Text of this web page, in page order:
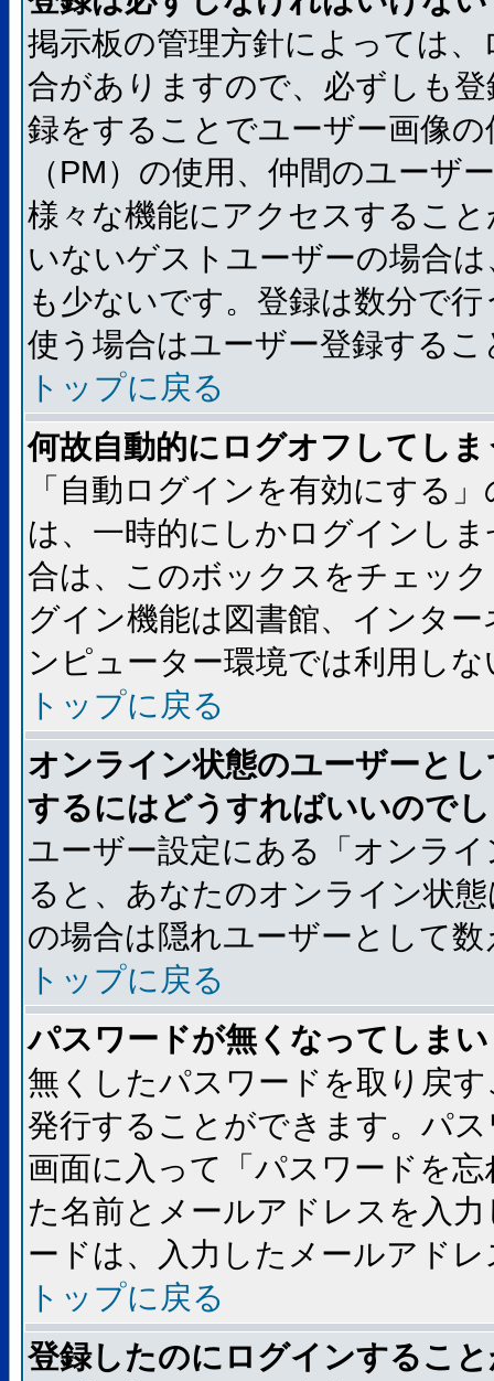
掲示板の管理方針によっては
合がありますので、必ずしも
録をすることでユーザー画像
（PM）の使用、仲間のユーザ
様々な機能にアクセスするこ
いないゲストユーザーの場合
も少ないです。登録は数分で
使う場合はユーザー登録する
トップに戻る
何故自動的にログオフしてし
「自動ログインを有効にする
は、一時的にしかログインし
合は、このボックスをチェッ
グイン機能は図書館、インタ
ンピューター環境では利用し
トップに戻る
オンライン状態のユーザーと
するにはどうすればいいので
ユーザー設定にある「オンラ
ると、あなたのオンライン状
の場合は隠れユーザーとして
トップに戻る
パスワードが無くなってしま
無くしたパスワードを取り戻
発行することができます。パ
画面に入って「パスワードを
た名前とメールアドレスを入
ードは、入力したメールアド
トップに戻る
登録したのにログインするこ